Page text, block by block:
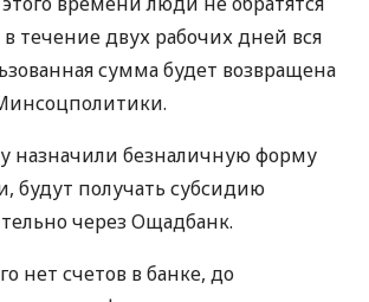
течение двух рабочих дней вся
сумма будет возвращена
назначили безналичную форму
будут получать субсидию
через Ощадбанк.
нет счетов в банке, до